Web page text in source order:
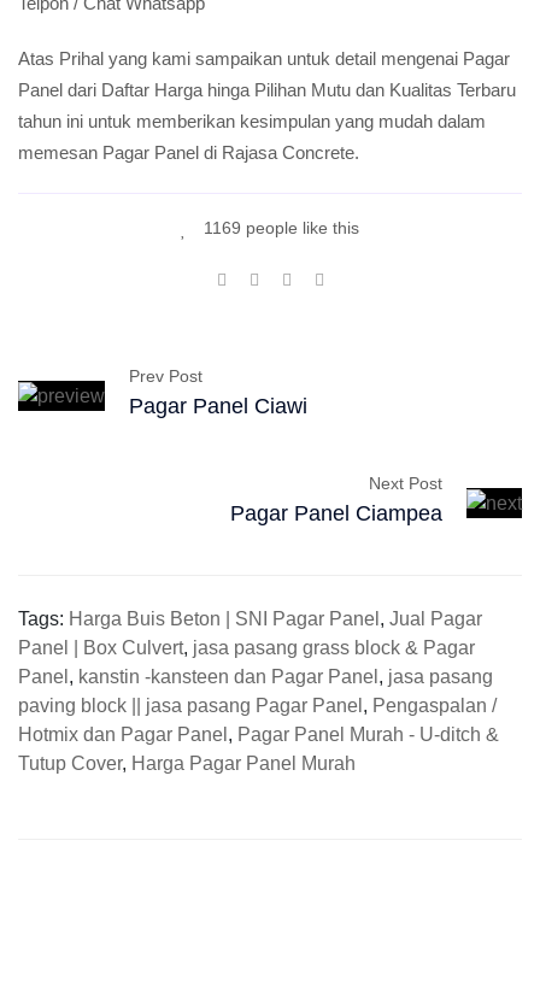
Atas Prihal yang kami sampaikan untuk detail mengenai Pagar
Panel dari Daftar Harga hinga Pilihan Mutu dan Kualitas Terbaru
tahun ini untuk memberikan kesimpulan yang mudah dalam
memesan Pagar Panel di Rajasa Concrete.
1169 people like this
Prev Post
Pagar Panel Ciawi
Next Post
Pagar Panel Ciampea
Tags: Harga Buis Beton | SNI Pagar Panel , Jual Pagar
Panel | Box Culvert, jasa pasang grass block & Pagar
Panel , kanstin -kansteen dan Pagar Panel , jasa pasang
paving block || jasa pasang Pagar Panel , Pengaspalan /
Hotmix dan Pagar Panel , Pagar Panel Murah - U-ditch &
Tutup Cover, Harga Pagar Panel Murah